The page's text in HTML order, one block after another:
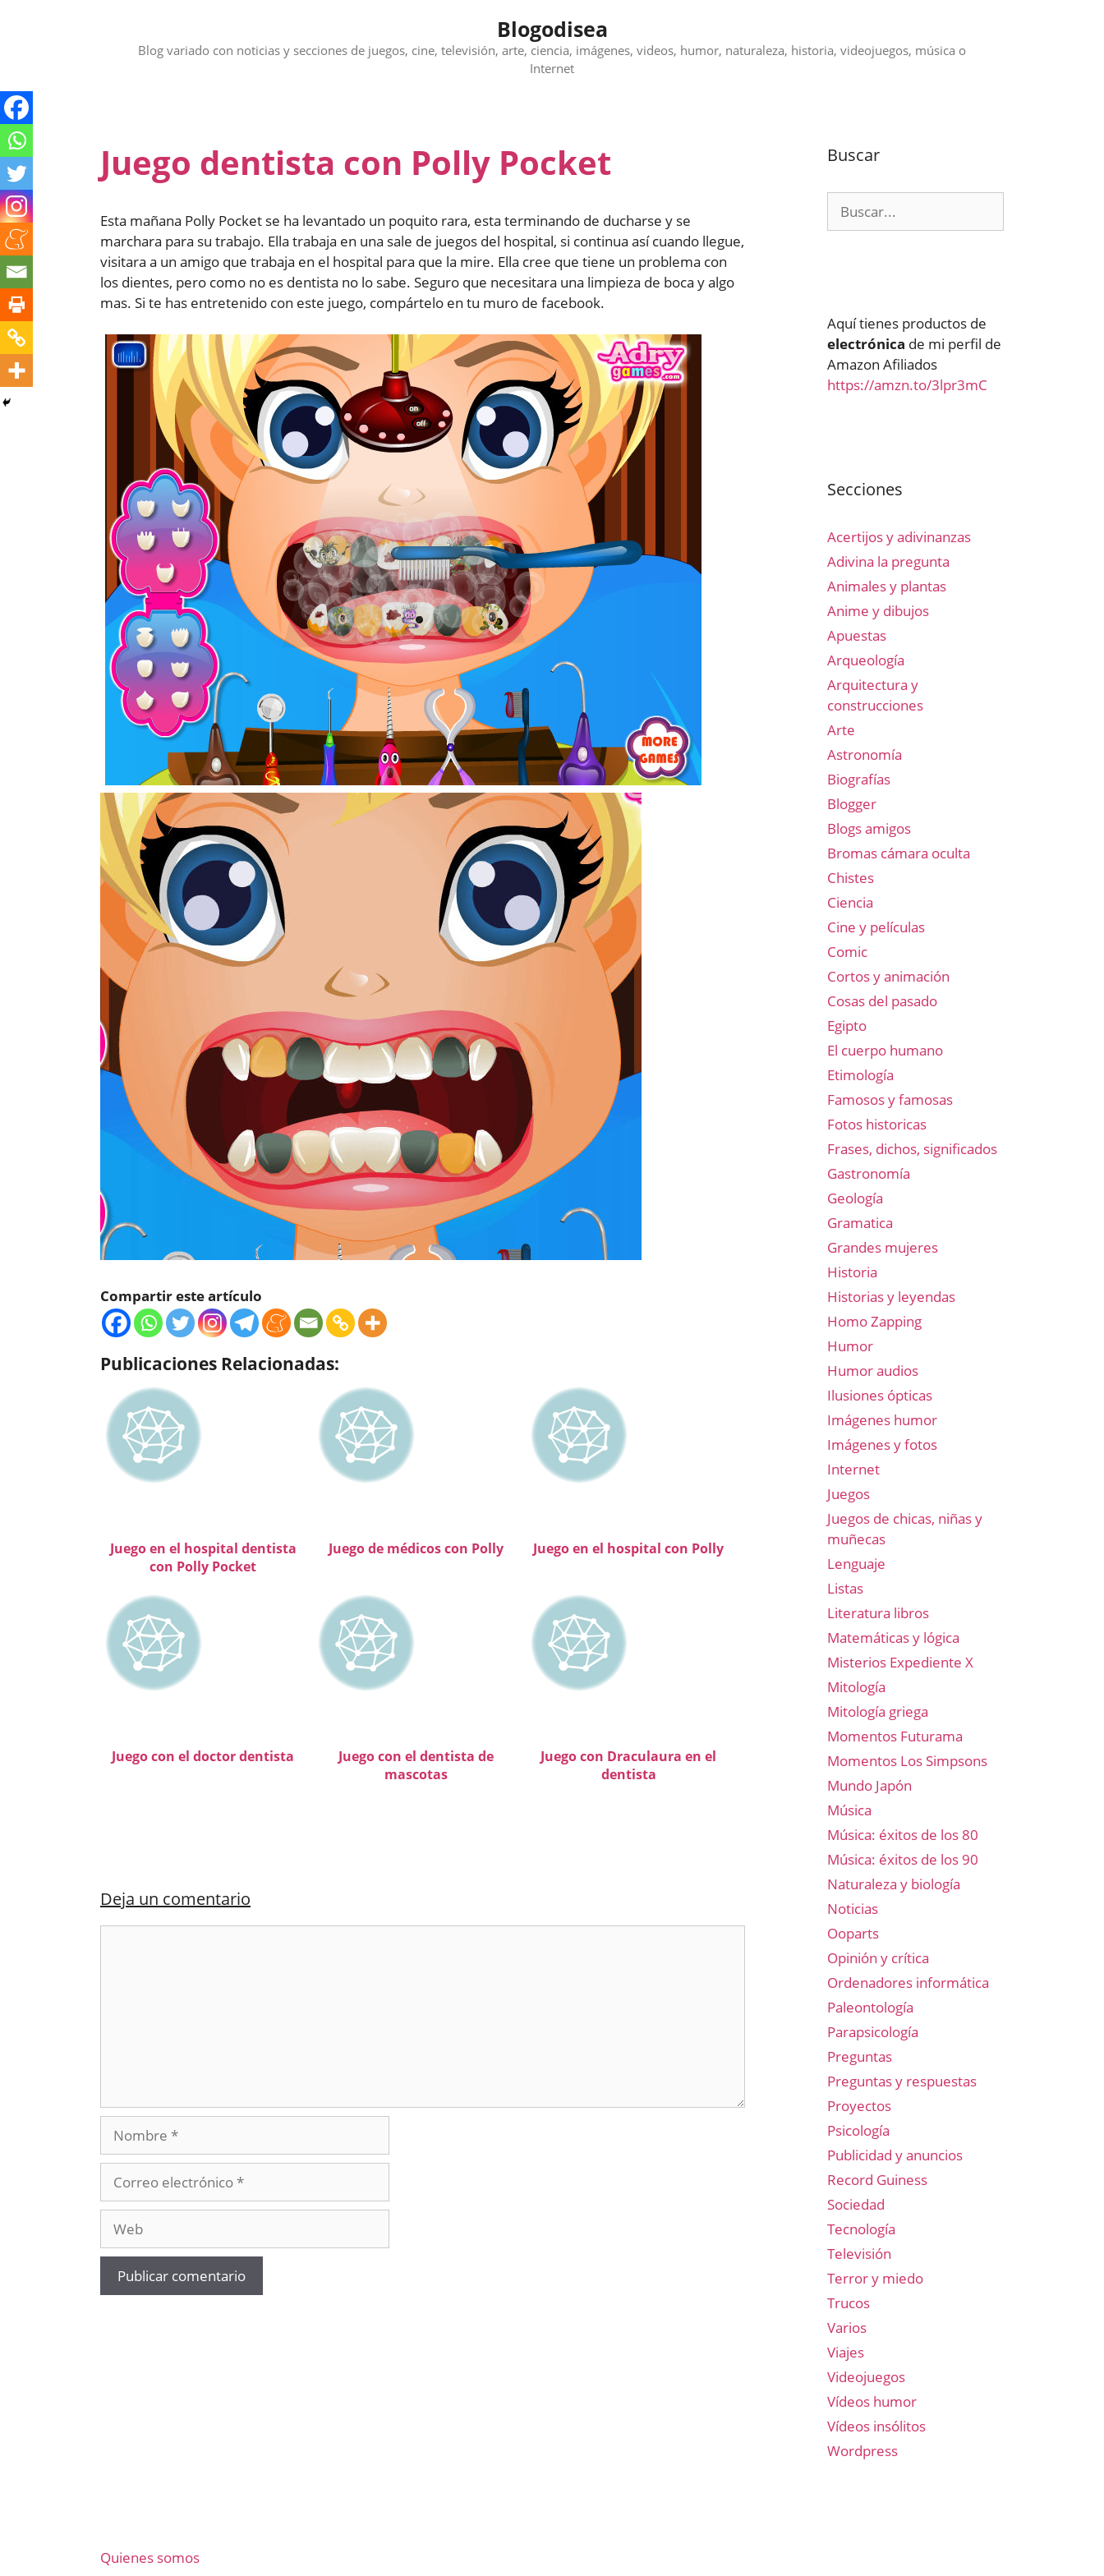
Blogodisea
Blog variado con noticias y secciones de juegos, cine, televisión, arte, ciencia, imágenes, videos, humor, naturaleza, historia, videojuegos, música o
Internet
Juego dentista con Polly Pocket
Esta mañana Polly Pocket se ha levantado un poquito rara, esta terminando de ducharse y se
marchara para su trabajo. Ella trabaja en una sale de juegos del hospital, si continua así cuando llegue,
visitara a un amigo que trabaja en el hospital para que la mire. Ella cree que tiene un problema con
los dientes, pero como no es dentista no lo sabe. Seguro que necesitara una limpieza de boca y algo
mas. Si te has entretenido con este juego, compártelo en tu muro de facebook.
Compartir este artículo
Publicaciones Relacionadas:
Juego en el hospital dentista
con Polly Pocket
Juego de médicos con Polly Juego en el hospital con Polly
Juego con el doctor dentista
Juego con el dentista de
mascotas
Juego con Draculaura en el
dentista
Deja un comentario
Nombre
electrónico
Buscar
Aquí tienes productos de
electrónica de mi perfil de
Amazon Afiliados
https://amzn.to/3lpr3mC
Secciones
Acertijos y adivinanzas
Adivina la pregunta
Animales y plantas
Anime y dibujos
Apuestas
Arqueología
Arquitectura y
construcciones
Arte
Astronomía
Biografías
Blogger
Blogs amigos
Bromas cámara oculta
Chistes
Ciencia
Cine y películas
Comic
Cortos y animación
Cosas del pasado
Egipto
El cuerpo humano
Etimología
Famosos y famosas
Fotos historicas
Frases, dichos, significados
Gastronomía
Geología
Gramatica
Grandes mujeres
Historia
Historias y leyendas
Homo Zapping
Humor
Humor audios
Ilusiones ópticas
Imágenes humor
Imágenes y fotos
Internet
Juegos
Juegos de chicas, niñas y
muñecas
Lenguaje
Listas
Literatura libros
Matemáticas y lógica
Misterios Expediente X
Mitología
Mitología griega
Momentos Futurama
Momentos Los Simpsons
Mundo Japón
Música
Música: éxitos de los 80
Música: éxitos de los 90
Naturaleza y biología
Noticias
Ooparts
Opinión y crítica
Ordenadores informática
Paleontología
Parapsicología
Preguntas
Preguntas y respuestas
Proyectos
Psicología
Publicidad y anuncios
Record Guiness
Sociedad
Tecnología
Televisión
Terror y miedo
Trucos
Varios
Viajes
Videojuegos
Vídeos humor
Vídeos insólitos
Wordpress
Quienes somos